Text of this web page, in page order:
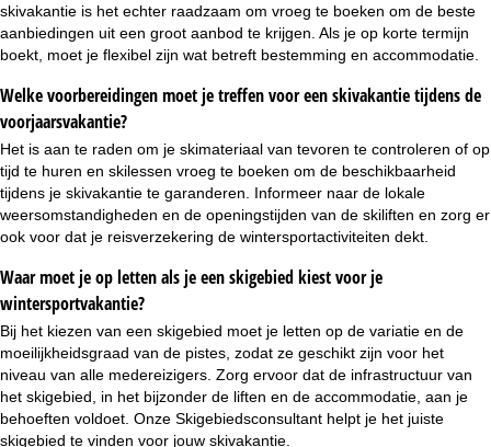
skivakantie is het echter raadzaam om vroeg te boeken om de beste
aanbiedingen uit een groot aanbod te krijgen. Als je op korte termijn
boekt, moet je flexibel zijn wat betreft bestemming en accommodatie.
Welke voorbereidingen moet je treffen voor een skivakantie tijdens de
voorjaarsvakantie?
Het is aan te raden om je skimateriaal van tevoren te controleren of op
tijd te huren en skilessen vroeg te boeken om de beschikbaarheid
tijdens je skivakantie te garanderen. Informeer naar de lokale
weersomstandigheden en de openingstijden van de skiliften en zorg er
ook voor dat je reisverzekering de wintersportactiviteiten dekt.
Waar moet je op letten als je een skigebied kiest voor je
wintersportvakantie?
Bij het kiezen van een skigebied moet je letten op de variatie en de
moeilijkheidsgraad van de pistes, zodat ze geschikt zijn voor het
niveau van alle medereizigers. Zorg ervoor dat de infrastructuur van
het skigebied, in het bijzonder de liften en de accommodatie, aan je
behoeften voldoet. Onze Skigebiedsconsultant helpt je het juiste
skigebied te vinden voor jouw skivakantie.